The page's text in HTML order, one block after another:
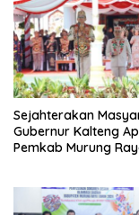
Sejahterakan
Gubernur Kalteng
Pemkab Murung